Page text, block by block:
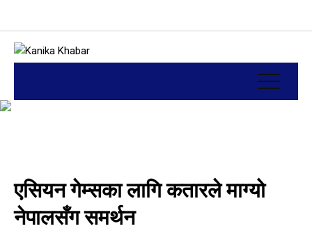
एसियन गेम्सका लागि कतारले माग्यो
नेपालसँग समर्थन